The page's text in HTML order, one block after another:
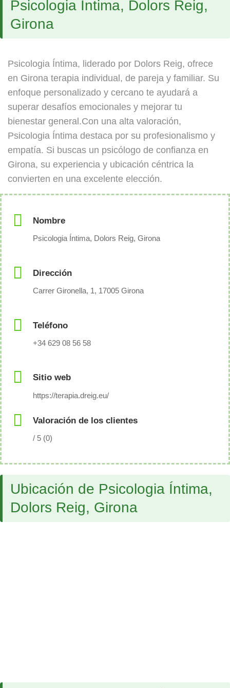
Psicologia Íntima, Dolors Reig,
Girona
Psicologia Íntima, liderado por Dolors Reig, ofrece
en Girona terapia individual, de pareja y familiar. Su
enfoque personalizado y cercano te ayudará a
superar desafíos emocionales y mejorar tu
bienestar general.Con una alta valoración,
Psicologia Íntima destaca por su profesionalismo y
empatía. Si buscas un psicólogo de confianza en
Girona, su experiencia y ubicación céntrica la
convierten en una excelente elección.
Nombre
Psicologia Íntima, Dolors Reig, Girona
Dirección
Carrer Gironella, 1, 17005 Girona
Teléfono
+34 629 08 56 58
Sitio web
https://terapia.dreig.eu/
Valoración de los clientes
/ 5 (0)
Ubicación de Psicologia Íntima,
Dolors Reig, Girona